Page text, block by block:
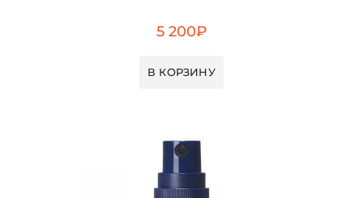
5 200₽
В КОРЗИНУ